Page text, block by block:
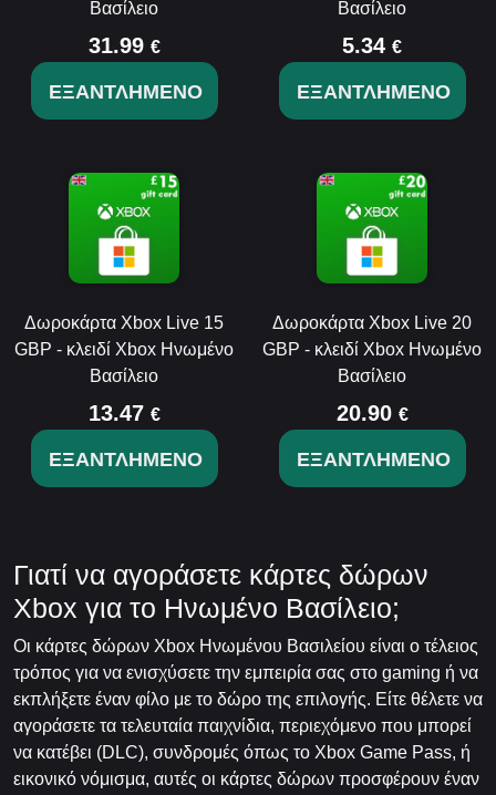
Βασίλειο
31.99 €
ΕΞΑΝΤΛΗΜΈΝΟ
Βασίλειο
5.34 €
ΕΞΑΝΤΛΗΜΈΝΟ
Δωροκάρτα Xbox Live 15
GBP - κλειδί Xbox Ηνωμένο
Βασίλειο
13.47 €
ΕΞΑΝΤΛΗΜΈΝΟ
Δωροκάρτα Xbox Live 20
GBP - κλειδί Xbox Ηνωμένο
Βασίλειο
20.90 €
ΕΞΑΝΤΛΗΜΈΝΟ
Γιατί να αγοράσετε κάρτες δώρων
Xbox για το Ηνωμένο Βασίλειο;
Οι κάρτες δώρων Xbox Ηνωμένου Βασιλείου είναι ο τέλειος
τρόπος για να ενισχύσετε την εμπειρία σας στο gaming ή να
εκπλήξετε έναν φίλο με το δώρο της επιλογής. Είτε θέλετε να
αγοράσετε τα τελευταία παιχνίδια, περιεχόμενο που μπορεί
να κατέβει (DLC), συνδρομές όπως το Xbox Game Pass, ή
εικονικό νόμισμα, αυτές οι κάρτες δώρων προσφέρουν έναν